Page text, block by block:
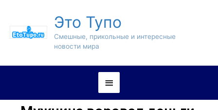
Это Тупо
Смешные, прикольные и интересные
новости мира